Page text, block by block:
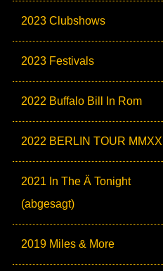
2023 Clubshows
2023 Festivals
2022 Buffalo Bill In Rom
2022 BERLIN TOUR MMXXII
2021 In The Ä Tonight
(abgesagt)
2019 Miles & More